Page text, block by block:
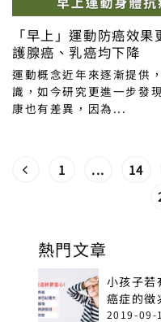
「早上」運動防癌效
護腺癌、乳癌均下降
運動概念近年來逐漸提供
識，如今研究更進一步發
康也有差異，因為...
1 ... 14
熱門文章
小孩子
癌症的徵
2019-09-